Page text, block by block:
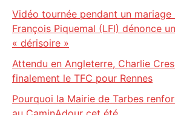
Vidéo tournée pendant un mariage
François Piquemal (LFI) dénonce
« dérisoire »
Attendu en Angleterre, Charlie
finalement le TFC pour Rennes
Pourquoi la Mairie de Tarbes